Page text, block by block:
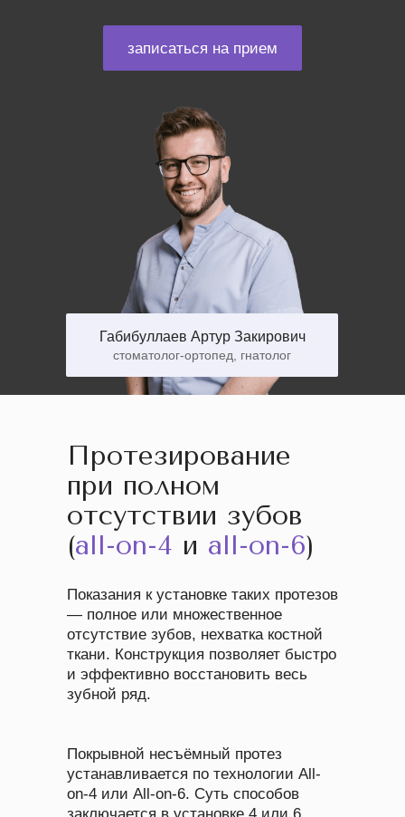
Габибуллаев Артур Закирович
стоматолог-ортопед, гнатолог
записаться на прием
Протезирование
при полном
отсутствии зубов
(all-on-4 и all-on-6)
Показания к установке таких протезов
— полное или множественное
отсутствие зубов, нехватка костной
ткани. Конструкция позволяет быстро
и эффективно восстановить весь
зубной ряд.
Покрывной несъёмный протез
устанавливается по технологии All-
on-4 или All-on-6. Суть способов